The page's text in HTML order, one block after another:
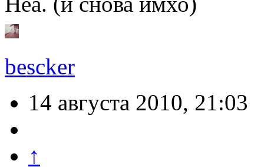
bescker
14 августа 2010, 21:03
↑